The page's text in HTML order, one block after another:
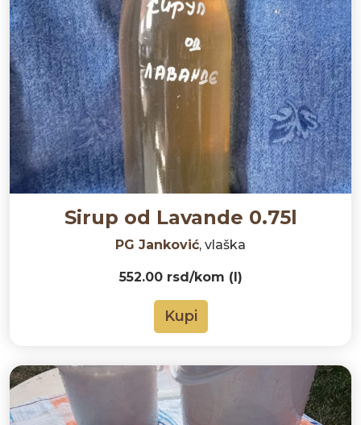
Sirup od Lavande 0.75l
PG Janković, vlaška
552.00 rsd/kom (l)
Kupi